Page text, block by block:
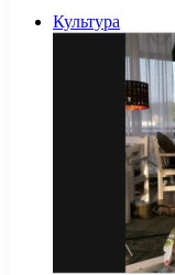
Культура